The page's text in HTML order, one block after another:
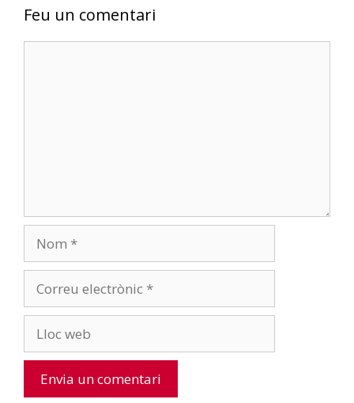
Feu un comentari
electrònic
web